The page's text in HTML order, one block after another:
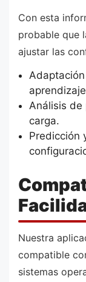
Con esta
probable que
ajustar las
Análisis de
carga.
Predicción
Nuestra
compatible
sistemas